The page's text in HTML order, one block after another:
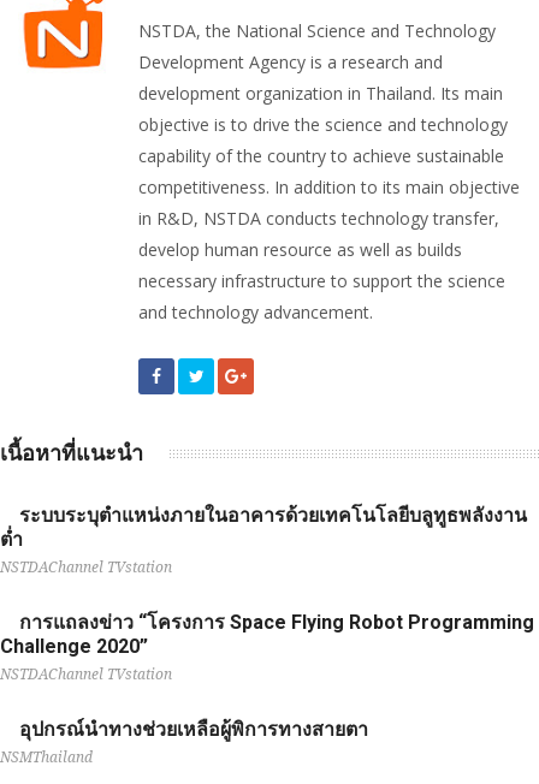
NSTDA, the National Science and Technology
Development Agency is a research and
development organization in Thailand. Its main
objective is to drive the science and technology
capability of the country to achieve sustainable
competitiveness. In addition to its main objective
in R&D, NSTDA conducts technology transfer,
develop human resource as well as builds
necessary infrastructure to support the science
and technology advancement.
เนื้อหาที่แนะนำ
ระบบระบุตำแหน่งภายในอาคารด้วยเทคโนโลยีบลูทูธพลังงาน
ต่ำ
NSTDAChannel TVstation
การแถลงข่าว “โครงการ Space Flying Robot Programming
Challenge 2020”
NSTDAChannel TVstation
อุปกรณ์นำทางช่วยเหลือผู้พิการทางสายตา
NSMThailand